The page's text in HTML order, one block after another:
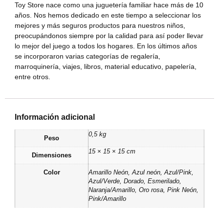
Toy Store nace como una juguetería familiar hace más de 10
años. Nos hemos dedicado en este tiempo a seleccionar los
mejores y más seguros productos para nuestros niños,
preocupándonos siempre por la calidad para así poder llevar
lo mejor del juego a todos los hogares. En los últimos años
se incorporaron varias categorías de regalería,
marroquinería, viajes, libros, material educativo, papelería,
entre otros.
Información adicional
Peso
0,5 kg
Dimensiones
15 × 15 × 15 cm
Color Amarillo Neón,Azul neón,Azul/Pink,
Azul/Verde, Dorado, Esmerilado,
Naranja/Amarillo, Oro rosa, Pink Neón,
Pink/Amarillo